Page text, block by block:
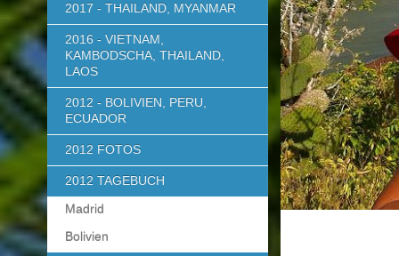
2017 - THAILAND, MYANMAR
2016 - VIETNAM,
KAMBODSCHA, THAILAND,
LAOS
2012 - BOLIVIEN, PERU,
ECUADOR
2012 FOTOS
2012 TAGEBUCH
Madrid
Bolivien